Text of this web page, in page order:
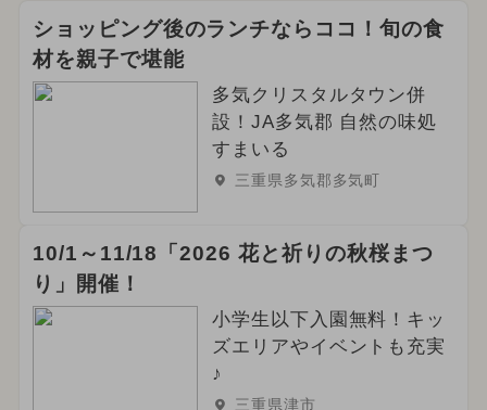
ショッピング後のランチならココ！旬の食
材を親子で堪能
多気クリスタルタウン併
設！JA多気郡 自然の味処
すまいる
三重県多気郡多気町
10/1～11/18「2026 花と祈りの秋桜まつ
り」開催！
小学生以下入園無料！キッ
ズエリアやイベントも充実
♪
三重県津市